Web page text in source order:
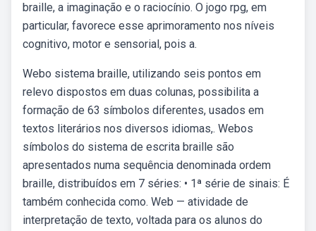
braille, a imaginação e o raciocínio. O jogo rpg, em
particular, favorece esse aprimoramento nos níveis
cognitivo, motor e sensorial, pois a.
Webo sistema braille, utilizando seis pontos em
relevo dispostos em duas colunas, possibilita a
formação de 63 símbolos diferentes, usados em
textos literários nos diversos idiomas,. Webos
símbolos do sistema de escrita braille são
apresentados numa sequência denominada ordem
braille, distribuídos em 7 séries: • 1ª série de sinais: É
também conhecida como. Web — atividade de
interpretação de texto, voltada para os alunos do